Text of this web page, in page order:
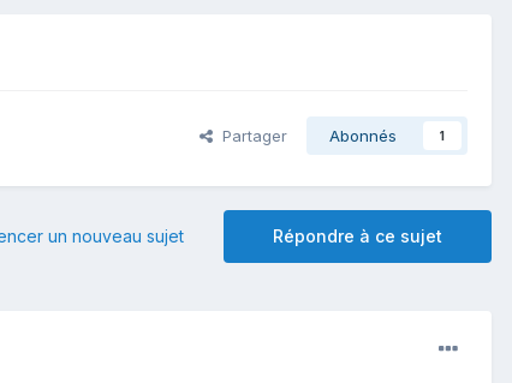
Partager Abonnés 1
Répondre à ce sujet
un nouveau sujet